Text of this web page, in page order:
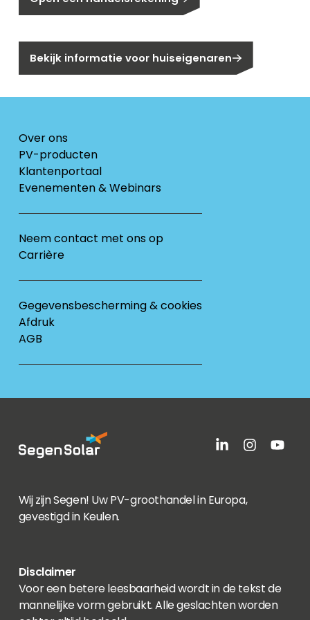
Bekijk informatie voor huiseigenaren
Over ons
PV-producten
Klantenportaal
Evenementen & Webinars
Neem contact met ons op
Carrière
Gegevensbescherming & cookies
Afdruk
AGB
Wij zijn Segen! Uw PV-groothandel in Europa,
gevestigd in Keulen.
Disclaimer
Voor een betere leesbaarheid wordt in de tekst de
mannelijke vorm gebruikt. Alle geslachten worden